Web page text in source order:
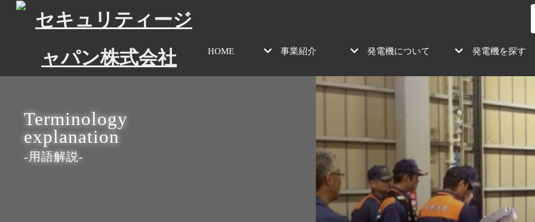
HOME 事業紹介 発電機について 発電機を探す
Terminology
explanation
-用語解説-